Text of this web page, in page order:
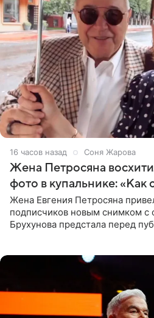
16 часов назад Соня Жарова
Жена Петросяна
фото в купальнике: «Как
Жена Евгения Петросяна
подписчиков новым снимком с
Брухунова предстала перед